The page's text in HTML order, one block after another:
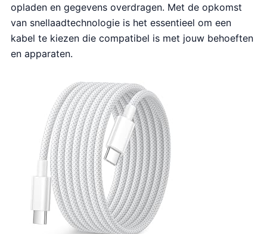
opladen en gegevens overdragen. Met de opkomst
van snellaadtechnologie is het essentieel om een
kabel te kiezen die compatibel is met jouw behoeften
en apparaten.